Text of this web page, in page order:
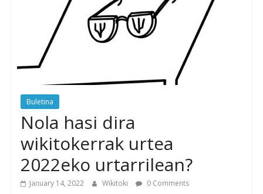
Buletina
Nola hasi dira
wikitokerrak urtea
2022eko urtarrilean?
January 14, 2022 Wikitoki 0 Comments